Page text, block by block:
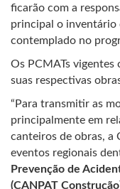
ficarão com a
principal o inventário
contemplado no
Os PCMATs
suas respectivas
“Para transmitir as
principalmente em
canteiros de obras, a
eventos regionais
Prevenção de
(CANPAT